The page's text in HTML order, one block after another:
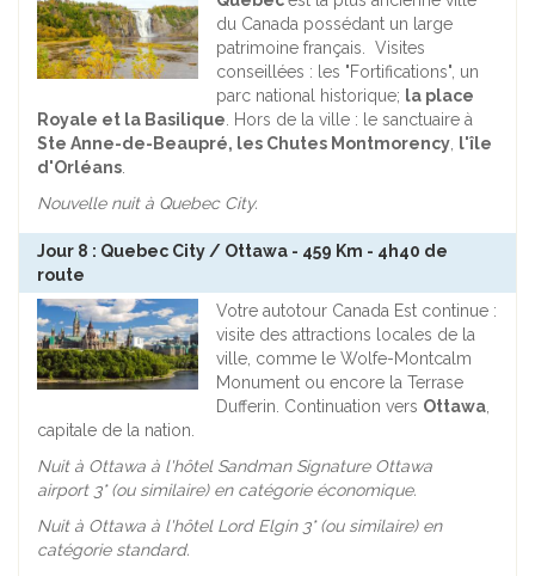
du Canada possédant un large
patrimoine français. Visites
conseillées : les "Fortifications", un
parc national historique; la place
Royale et la Basilique. Hors de la ville : le sanctuaire à
Ste Anne-de-Beaupré, les Chutes Montmorency, l'île
d'Orléans.
Nouvelle nuit à Quebec City.
Jour 8 : Quebec City / Ottawa - 459 Km - 4h40 de
route
Votre autotour Canada Est continue :
visite des attractions locales de la
ville, comme le Wolfe-Montcalm
Monument ou encore la Terrase
Dufferin. Continuation vers Ottawa,
capitale de la nation.
Nuit à Ottawa à l'hôtel Sandman Signature Ottawa
airport 3* (ou similaire) en catégorie économique.
Nuit à Ottawa à l'hôtel Lord Elgin 3* (ou similaire) en
catégorie standard.